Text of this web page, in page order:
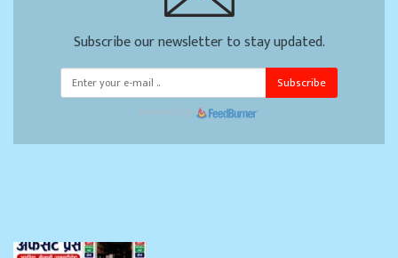
Subscribe our newsletter to stay updated.
Subscribe